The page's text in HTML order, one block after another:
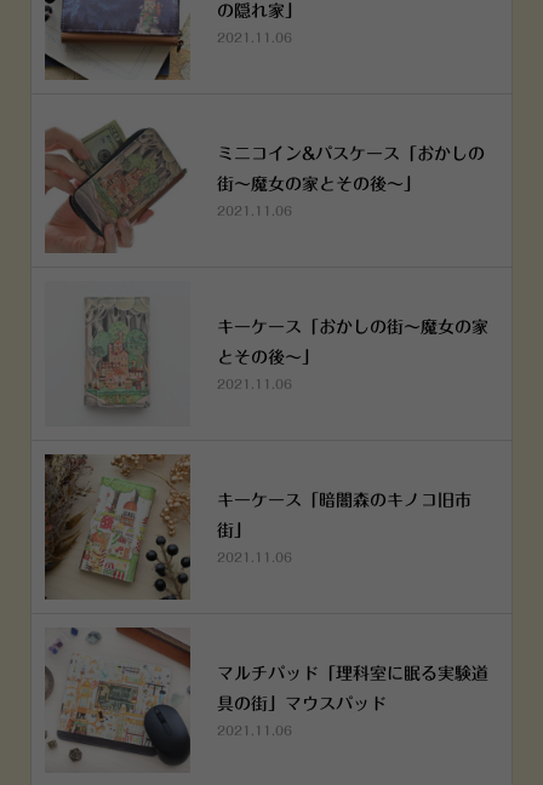
の隠れ家」
2021.11.06
ミニコイン&パスケース「おかしの
街～魔女の家とその後～」
2021.11.06
キーケース「おかしの街～魔女の家
とその後～」
2021.11.06
キーケース「暗闇森のキノコ旧市
街」
2021.11.06
マルチパッド「理科室に眠る実験道
具の街」マウスパッド
2021.11.06